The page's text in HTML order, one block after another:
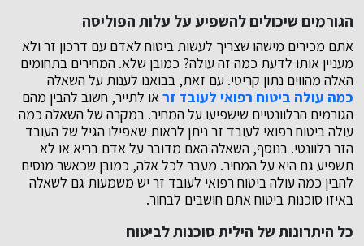
הגורמים שיכולים להשפיע על עלות הפוליסה
אתם מכירים מישהו שצריך לעשות ביטוח לאדם עם דרכון זר ולא
מעניין אותו לדעת כמה זה עולה? כמובן שלא. המחירים בתחומים
האלה מהווים נתון קריטי. עם זאת, בבואנו לענות על השאלה
כמה עולה ביטוח רפואי לעובד זראו לתייר, חשוב להבין מהם
הגורמים הרלוונטיים שישפיעו על המחיר. במקרה של השאלה כמה
עולה ביטוח רפואי לעובד זר ניתן לראות שאפילו הגיל של העובד
הזר רלוונטי. בנוסף, השאלה האם מדובר על אדם בריא או לא
תשפיע גם היא על המחיר. מעבר לכל אלה, כמובן שכאשר מנסים
להבין כמה עולה ביטוח רפואי לעובד זר יש משמעות גם לשאלה
באיזו סוכנות ביטוח אתם חושבים לבחור.
כל היתרונות של הילית סוכנות לביטוח